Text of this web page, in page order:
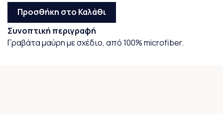
Προσθήκη στο Καλάθι
Συνοπτική περιγραφή
Γραβάτα μαύρη με σχέδιο, από 100% microfiber.